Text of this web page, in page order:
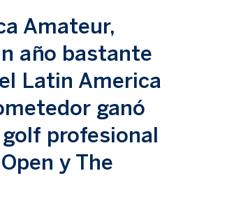
Amateur,
año bastante
Latin America
ganó
profesional
y The